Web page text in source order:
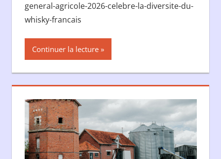
general-agricole-2026-celebre-la-diversite-du-
whisky-francais
Continuer la lecture